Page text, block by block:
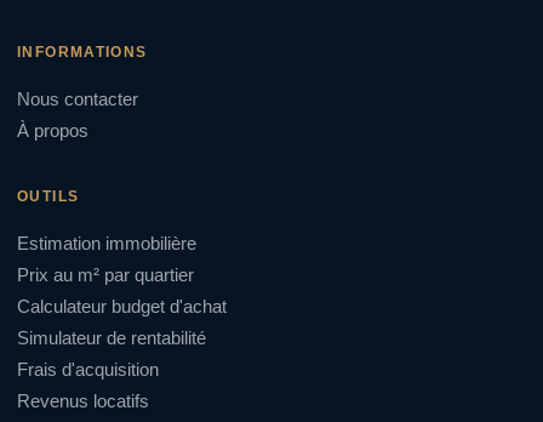
INFORMATIONS
Nous contacter
À propos
OUTILS
Estimation immobilière
Prix au m² par quartier
Calculateur budget d'achat
Simulateur de rentabilité
Frais d'acquisition
Revenus locatifs